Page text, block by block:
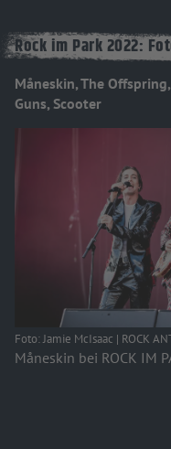
Rock im Park 2022:
Måneskin, The
Guns, Scooter
Foto: Jamie McIsaac | ROCK
Måneskin bei ROCK IM